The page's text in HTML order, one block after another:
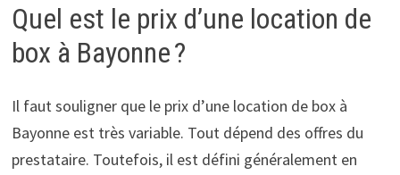
Quel est le prix d’une location de
box à Bayonne ?
Il faut souligner que le prix d’une location de box à
Bayonne est très variable. Tout dépend des offres du
prestataire. Toutefois, il est défini généralement en